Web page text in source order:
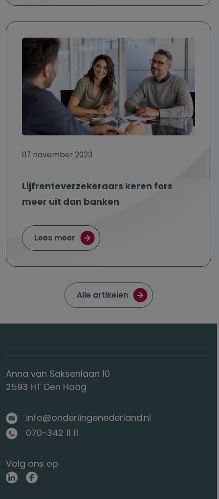
07 november 2023
Lijfrenteverzekeraars keren fors
meer uit dan banken
Lees meer over Lijfrenteverzekeraars keren
Ga naar de pagina met
Alle artikelen
Anna van Saksenlaan 10
2593 HT Den Haag
info@onderlingenederland.nl
070-342 11 11
Volg ons op